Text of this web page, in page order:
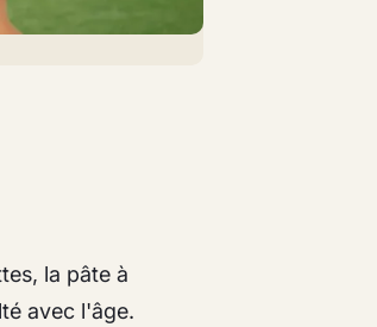
la pâte à
avec l'âge.